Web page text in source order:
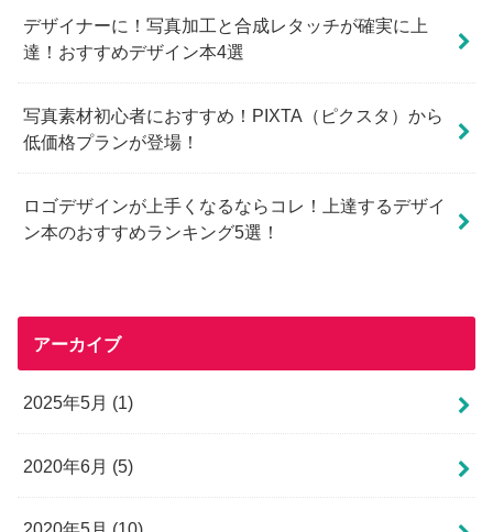
デザイナーに！写真加工と合成レタッチが確実に上
達！おすすめデザイン本4選
写真素材初心者におすすめ！PIXTA（ピクスタ）から
低価格プランが登場！
ロゴデザインが上手くなるならコレ！上達するデザイ
ン本のおすすめランキング5選！
アーカイブ
2025年5月 (1)
2020年6月 (5)